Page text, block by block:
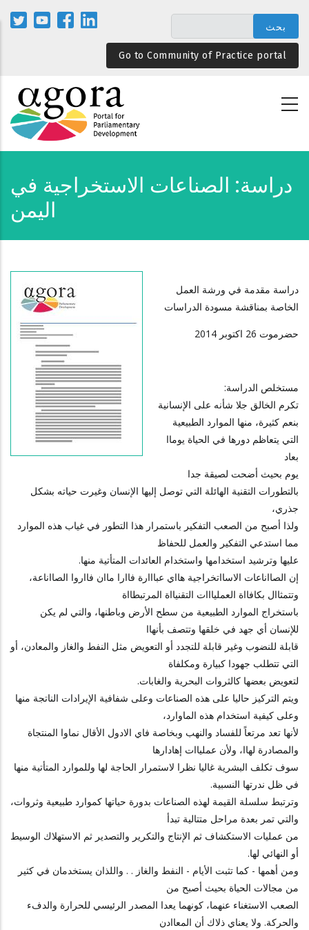
المحتوى
الرئيسيGo to Community of Practice portal
دراسة: الصناعات الاستخراجية في
اليمن
دراسة مقدمة في ورشة العمل
الخاصة بمناقشة مسودة الدراسات
حضرموت 26 اكتوبر 2014
مستخلص الدراسة:
تكرم الخالق جلا شأنه على الإنسانية
بنعم كثيرة، منها الموارد الطبيعية
التي يتعاظم دورها في الحياة يوماا
بعاد
يوم بحيث أضحت لصيقة جدا
بالتطورات التقنية الهائلة التي توصل إليها الإنسان وغيرت حياته بشكل
جذري،
ولذا أصبح من الصعب التفكير باستمرار هذا التطور في غياب هذه الموارد
مما استدعي التفكير والعمل للحفاظ
عليها وترشيد استخدامها واستخدام العائدات المتأتية منها.
إن الصااناعات الاسااتخراجية هااي عبااارة فاارا ماان فااروا الصااناعة،
وتتمثاال بكافااة العمليااات التقنيااة المرتبطااة
باستخراج الموارد الطبيعية من سطح الأرض وباطنها، والتي لم يكن
للإنسان أي جهد في خلقها وتتصف بأنهاا
قابلة للنضوب وغير قابلة للتجدد أو التعويض مثل النفط والغاز والمعادن، أو
التي تتطلب جهودا كبيارة ومكلفاة
لتعويض بعضها كالثروات البحرية والغابات.
ويتم التركيز حاليا على هذه الصناعات وعلى شفافية الإيرادات الناتجة منها
وعلى كيفية استخدام هذه الماوارد،
لأنها تعد مرتعاً للفساد والنهب وبخاصة فاي الادول الأقال نماوا المنتجاة
والمصادرة لهاا، ولأن عملياات إهادارها
سوف تكلف البشرية غاليا نظرا لاستمرار الحاجة لها وللموارد المتأتية منها
في ظل ندرتها النسبية.
وترتبط سلسلة القيمة لهذه الصناعات بدورة حياتها كموارد طبيعية وثروات،
والتي تمر بعدة مراحل متتالية تبدأ
من عمليات الاستكشاف ثم الإنتاج والتكرير والتصدير ثم الاستهلاك الوسيط
أو النهائي لها.
ومن أهمها - كما تثبت الأيام - النفط والغاز . . واللذان يستخدمان في كثير
من مجالات الحياة بحيث أصبح من
الصعب الاستغناء عنهما، كونهما يعدا المصدر الرئيسي للحرارة والدفء
والحركة. ولا يعناي ذلاك أن المعاادن